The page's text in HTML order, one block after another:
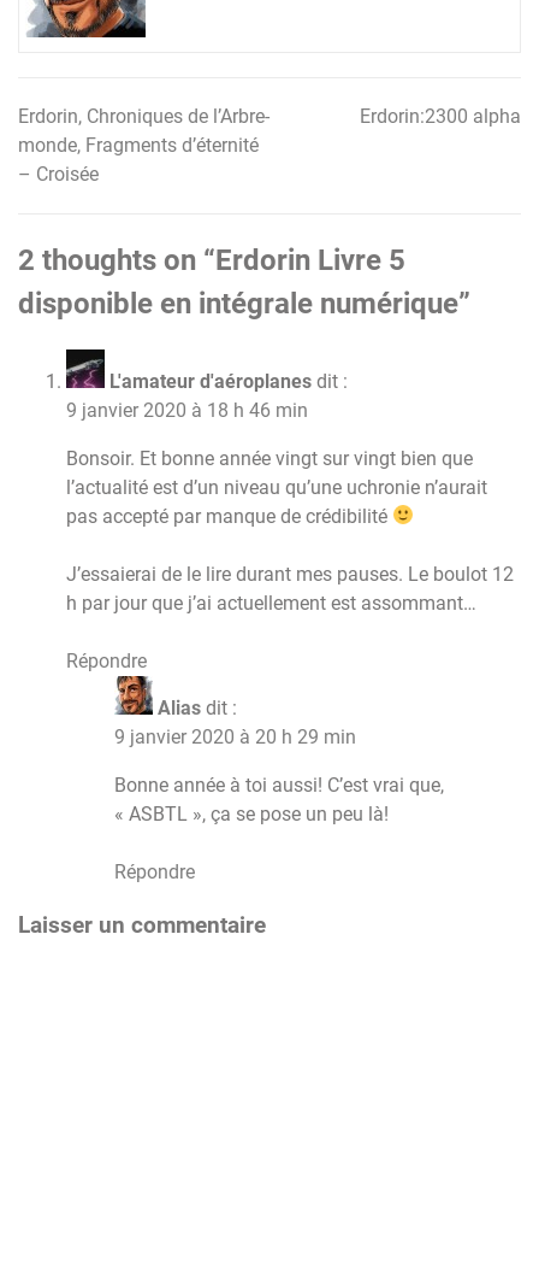
Navigation
de
Erdorin, Chroniques de l’Arbre-
monde, Fragments d’éternité
– Croisée
Erdorin:2300 alpha
2 thoughts on “Erdorin Livre 5
disponible en intégrale numérique”
L'amateur d'aéroplanes dit :
9 janvier 2020 à 18 h 46 min
Bonsoir. Et bonne année vingt sur vingt bien que
l’actualité est d’un niveau qu’une uchronie n’aurait
pas accepté par manque de crédibilité
J’essaierai de le lire durant mes pauses. Le boulot 12
h par jour que j’ai actuellement est assommant…
Répondre
Alias dit :
9 janvier 2020 à 20 h 29 min
Bonne année à toi aussi! C’est vrai que,
« ASBTL », ça se pose un peu là!
Répondre
Laisser un commentaire